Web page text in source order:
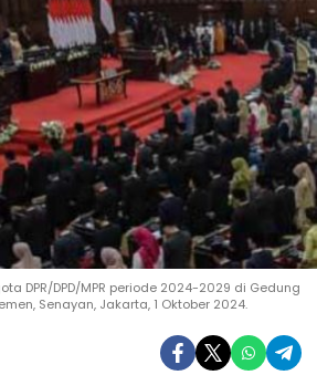
DPR/DPD/MPR periode 2024-2029 di Gedung
Senayan, Jakarta, 1 Oktober 2024.